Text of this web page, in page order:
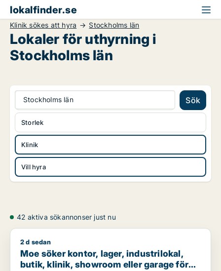
lokalfinder.se
Klinik sökes att hyra Stockholms län
Lokaler för uthyrning i
Stockholms län
Stockholms län Sök
Klinik
Vill hyra
Storlek
42 aktiva sökannonser just nu
Moe söker kontor, lager, industrilokal, butik, klinik,
2 d sedan
Moe söker kontor, lager, industrilokal,
butik, klinik, showroom eller garage för